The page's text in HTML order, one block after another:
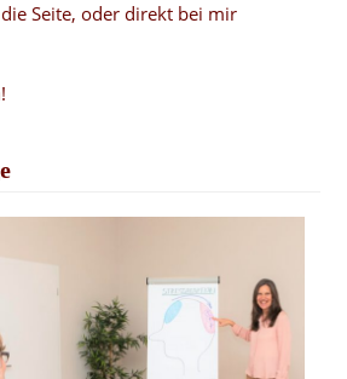
Seite, oder direkt bei mir